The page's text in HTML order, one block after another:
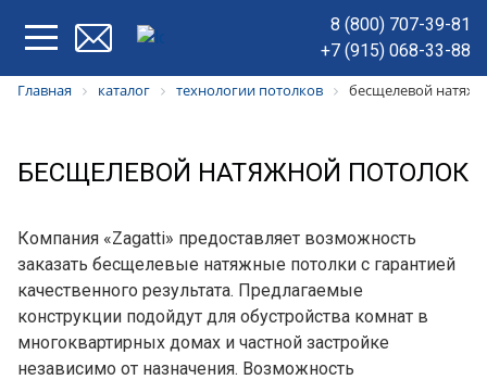
8 (800) 707-39-81
+7 (915) 068-33-88
Главная каталог технологии потолков бесщелевой
БЕСЩЕЛЕВОЙ НАТЯЖНОЙ ПОТОЛОК
Компания «Zagatti» предоставляет возможность
заказать бесщелевые натяжные потолки с гарантией
качественного результата. Предлагаемые
конструкции подойдут для обустройства комнат в
многоквартирных домах и частной застройке
независимо от назначения. Возможность